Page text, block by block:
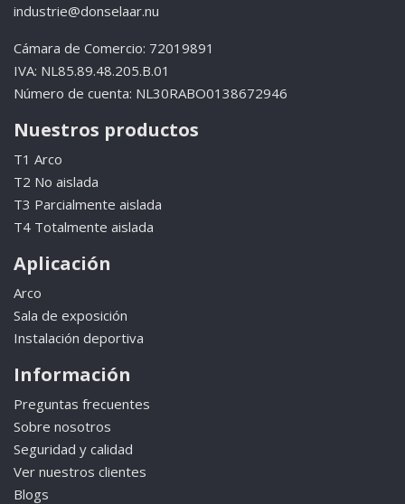
industrie@donselaar.nu
Cámara de Comercio: 72019891
IVA: NL85.89.48.205.B.01
Número de cuenta: NL30RABO0138672946
Nuestros productos
T1 Arco
T2 No aislada
T3 Parcialmente aislada
T4 Totalmente aislada
Aplicación
Arco
Sala de exposición
Instalación deportiva
Información
Preguntas frecuentes
Sobre nosotros
Seguridad y calidad
Ver nuestros clientes
Blogs